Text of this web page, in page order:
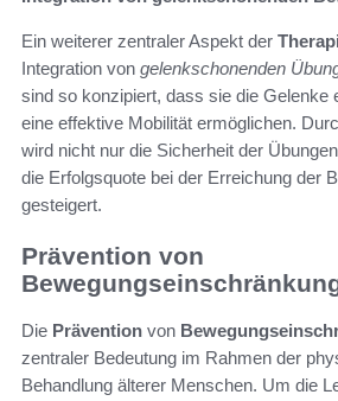
Ein weiterer zentraler Aspekt der
Integration von gelenkschonenden
sind so konzipiert, dass sie die Gelenke
eine effektive Mobilität ermöglichen.
wird nicht nur die Sicherheit der
die Erfolgsquote bei der Erreichung der
gesteigert.
Prävention von
Die Prävention von
zentraler Bedeutung im Rahmen der
Behandlung älterer Menschen. Um die